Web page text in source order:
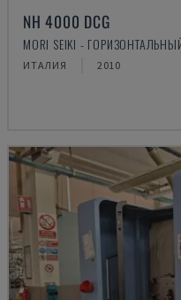
NH 4000 DCG
MORI SEIKI -
ИТАЛИЯ 2010